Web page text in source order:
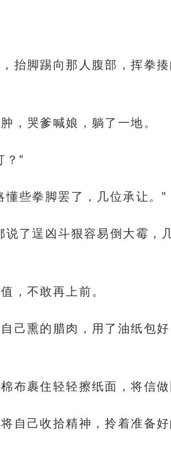
抬脚踢向那人腹部，挥拳
，哭爹喊娘，躺了一地。
？”
些拳脚罢了，几位承让。”
了逞凶斗狠容易倒大霉，
，不敢再上前。
己熏的腊肉，用了油纸包
布裹住轻轻擦纸面，将信做
自己收拾精神，拎着准备